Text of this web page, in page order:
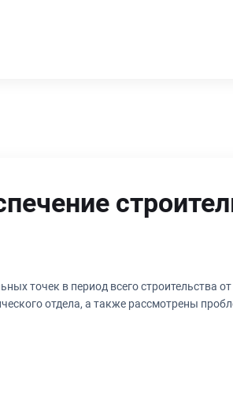
точек в период всего строительства
отдела, а также рассмотрены